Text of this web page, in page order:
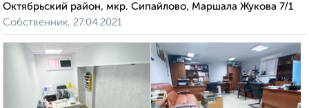
Октябрьский район, мкр. Сипайлово, Маршала Жукова 7/1
Собственник, 27.04.2021